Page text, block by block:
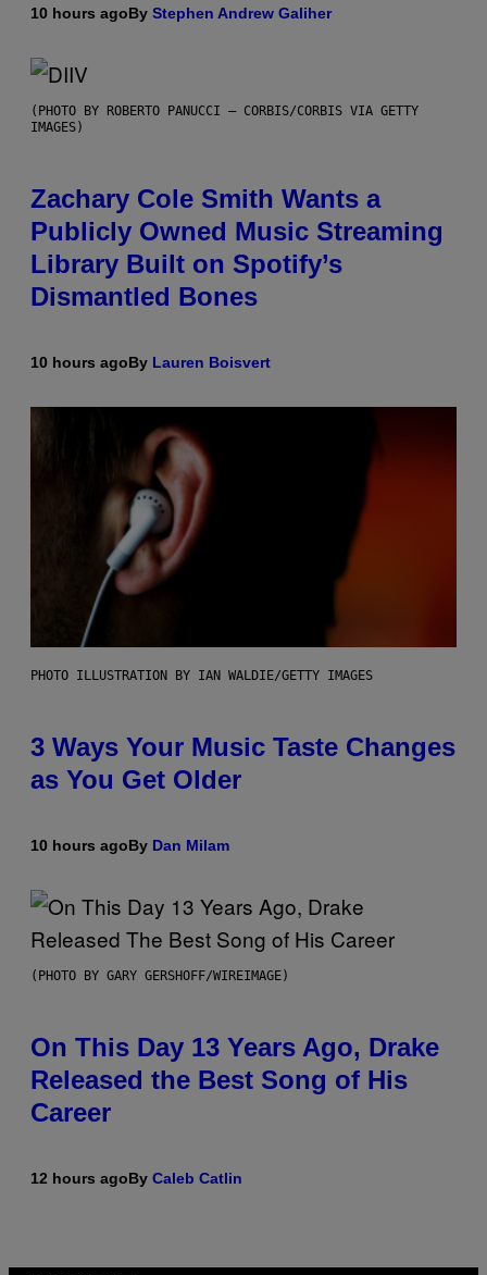
10 hours agoBy Stephen Andrew Galiher
(PHOTO BY ROBERTO PANUCCI – CORBIS/CORBIS VIA GETTY
IMAGES)
Zachary Cole Smith Wants a
Publicly Owned Music Streaming
Library Built on Spotify’s
Dismantled Bones
10 hours agoBy Lauren Boisvert
PHOTO ILLUSTRATION BY IAN WALDIE/GETTY IMAGES
3 Ways Your Music Taste Changes
as You Get Older
10 hours agoBy Dan Milam
(PHOTO BY GARY GERSHOFF/WIREIMAGE)
On This Day 13 Years Ago, Drake
Released the Best Song of His
Career
12 hours agoBy Caleb Catlin